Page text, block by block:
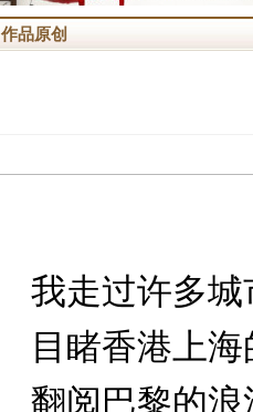
作品原创
我走过许多城
目睹香港上
翻阅巴黎的浪